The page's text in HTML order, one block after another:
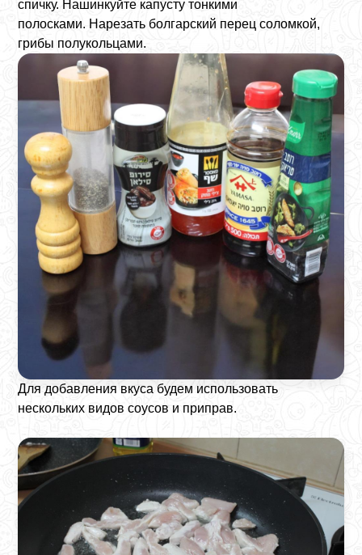
спичку. Нашинкуйте капусту тонкими
полосками. Нарезать болгарский перец соломкой,
грибы полукольцами.
Для добавления вкуса будем использовать
нескольких видов соусов и приправ.